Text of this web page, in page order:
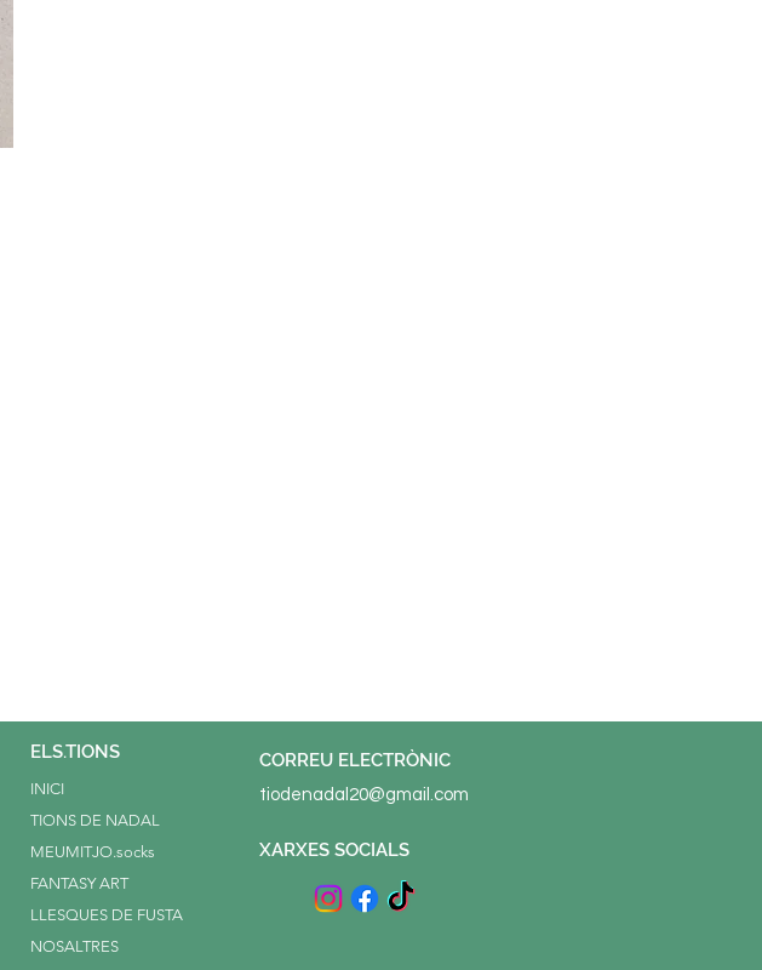
ELS.TIONS
INICI
TIONS DE NADAL
MEUMITJO.socks
FANTASY ART
LLESQUES DE FUSTA
NOSALTRES
CORREU ELECTRÒNIC
tiodenadal20@gmail.com
XARXES SOCIALS